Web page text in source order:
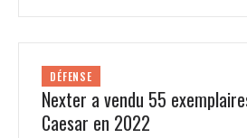
DÉFENSE
Nexter a vendu 55
Caesar en 2022